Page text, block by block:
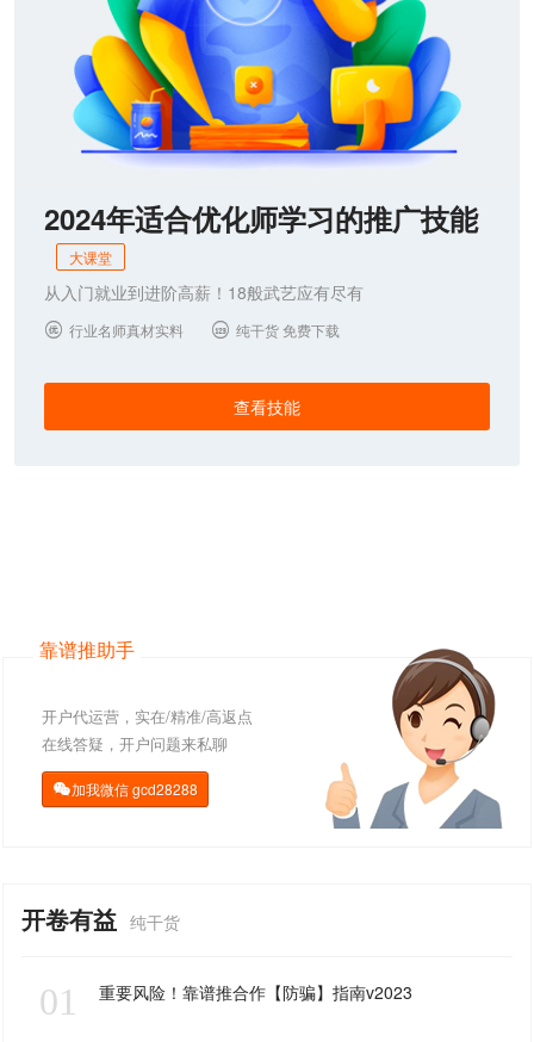
2024年适合优化师学习的推广技能
大课堂
从入门就业到进阶高薪！18般武艺应有尽有
 行业名师真材实料  纯干货 免费下载
查看技能
靠谱推助手
开户代运营，实在/精准/高返点
在线答疑，开户问题来私聊
加我微信gcd28288
开卷有益 纯干货
01 重要风险！靠谱推合作【防骗】指南v2023